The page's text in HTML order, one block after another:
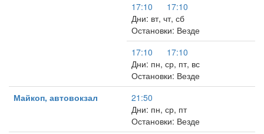
17:10
17:10
Дни: вт, чт, сб
Остановки: Везде
17:10
17:10
Дни: пн, ср, пт, вс
Остановки: Везде
Майкоп, автовокзал
21:50
Дни: пн, ср, пт
Остановки: Везде